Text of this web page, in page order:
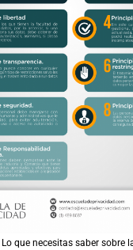
Lo que necesitas saber sobre